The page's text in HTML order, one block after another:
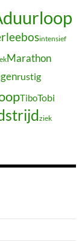
duurloop
intensief
Marathon
rustig
TiboTobi
ziek